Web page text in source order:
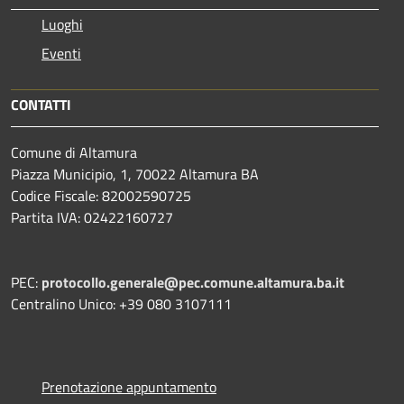
Luoghi
Eventi
CONTATTI
Comune di Altamura
Piazza Municipio, 1, 70022 Altamura BA
Codice Fiscale: 82002590725
Partita IVA: 02422160727
PEC: protocollo.generale@pec.comune.altamura.ba.it
Centralino Unico: +39 080 3107111
Prenotazione appuntamento